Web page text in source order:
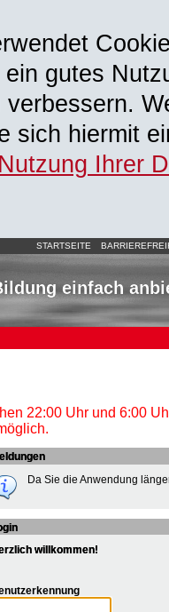
gutes
sich hiermit
Ihrer
STARTSEITE
einfach
22:00 Uhr und 6:00
Da Sie die Anwendung
willkommen!